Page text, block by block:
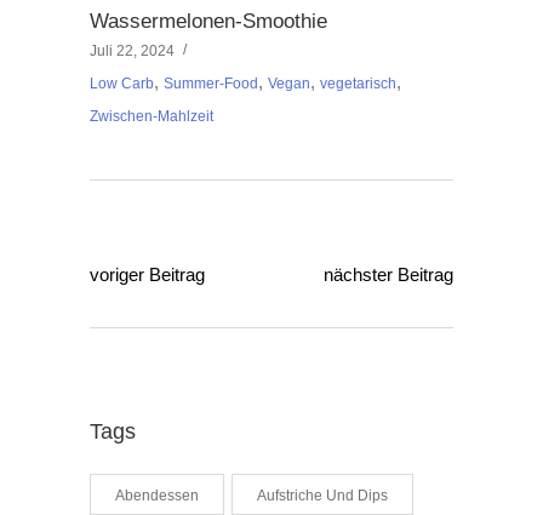
Wassermelonen-Smoothie
Juli 22, 2024
Low Carb, Summer-Food , Vegan, vegetarisch,
Zwischen-Mahlzeit
voriger Beitrag nächster Beitrag
Tags
Abendessen Aufstriche Und Dips